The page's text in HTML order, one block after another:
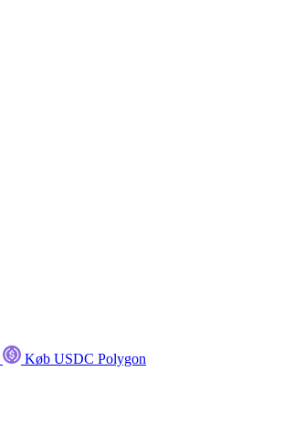
Køb USDC Polygon